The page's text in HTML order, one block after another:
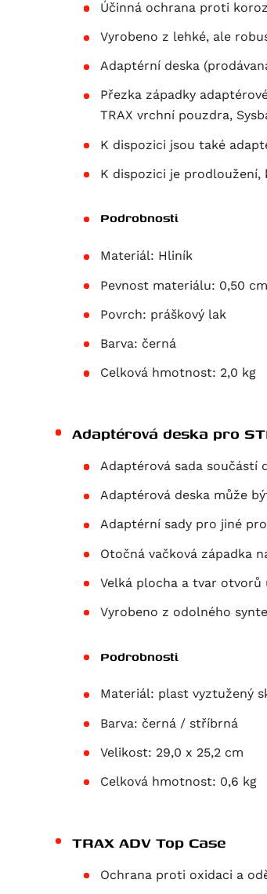
Účinná ochrana proti
Vyrobeno z lehké, ale
Adaptérní deska
Přezka západky
TRAX vrchní pouzdra,
K dispozici jsou také
K dispozici je prodloužení,
Podrobnosti
Materiál: Hliník
Pevnost materiálu: 0,50 cm
Povrch: práškový lak
Barva: černá
Celková hmotnost: 2,0 kg
Adaptérová deska pro
Adaptérová sada součástí
Adaptérová deska může
Adaptérní sady pro jiné
Otočná vačková západka
Velká plocha a tvar otvorů
Vyrobeno z odolného
Podrobnosti
Materiál: plast vyztužený
Barva: černá / stříbrná
Velikost: 29,0 x 25,2 cm
Celková hmotnost: 0,6 kg
TRAX ADV Top Case
Ochrana proti oxidaci a